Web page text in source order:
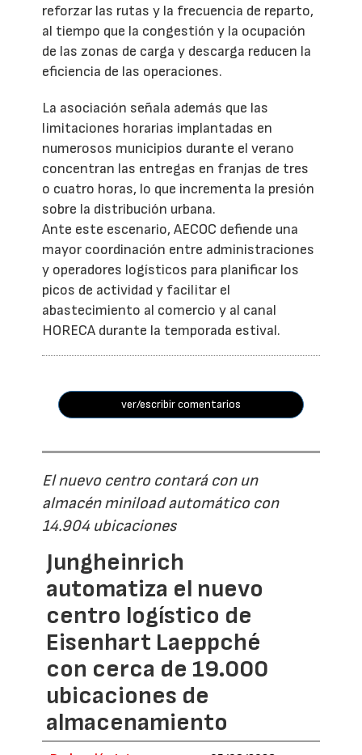
reforzar las rutas y la frecuencia de reparto,
al tiempo que la congestión y la ocupación
de las zonas de carga y descarga reducen la
eficiencia de las operaciones.
La asociación señala además que las
limitaciones horarias implantadas en
numerosos municipios durante el verano
concentran las entregas en franjas de tres
o cuatro horas, lo que incrementa la presión
sobre la distribución urbana.
Ante este escenario, AECOC defiende una
mayor coordinación entre administraciones
y operadores logísticos para planificar los
picos de actividad y facilitar el
abastecimiento al comercio y al canal
HORECA durante la temporada estival.
ver/escribir comentarios
El nuevo centro contará con un
almacén miniload automático con
14.904 ubicaciones
Jungheinrich
automatiza el nuevo
centro logístico de
Eisenhart Laeppché
con cerca de 19.000
ubicaciones de
almacenamiento